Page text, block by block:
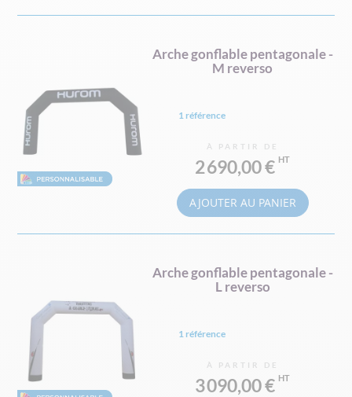
Arche gonflable pentagonale -
M reverso
1 référence
À PARTIR DE
2 690,00 €
AJOUTER AU PANIER
Arche gonflable pentagonale -
L reverso
1 référence
À PARTIR DE
3 090,00 €